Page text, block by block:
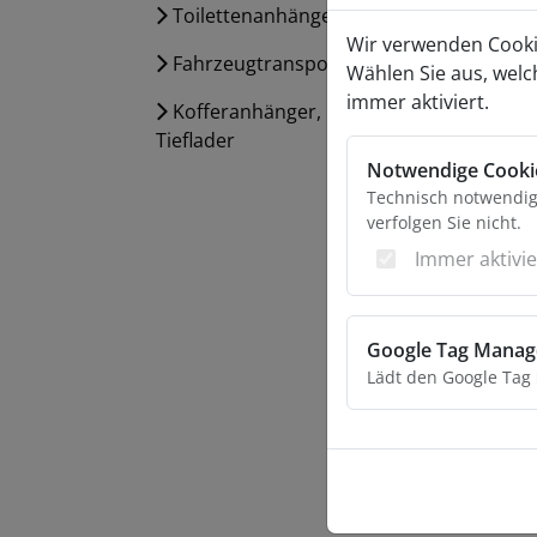
Toilettenanhänger
Fahrzeugtransport
Kofferanhänger, Hoch- und
Tieflader
Linie
der
Der
Wir verwenden
Wählen Sie aus,
immer aktiviert.
Notwendige
Technisch
verfolgen Sie nicht.
Immer
Google Tag
Lädt den Google